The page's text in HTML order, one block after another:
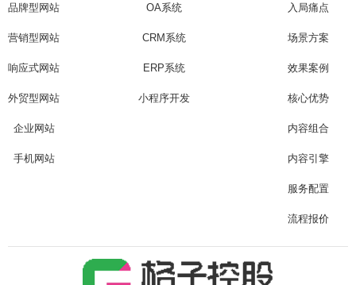
品牌型网站
营销型网站
响应式网站
外贸型网站
企业网站
手机网站
OA系统
CRM系统
ERP系统
小程序开发
入局痛点
场景方案
效果案例
核心优势
内容组合
内容引擎
服务配置
流程报价